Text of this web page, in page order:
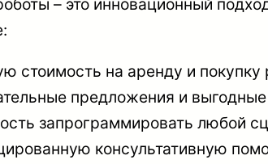
– это инновационный
стоимость на аренду и покупку
предложения и
запрограммировать любой
консультативную